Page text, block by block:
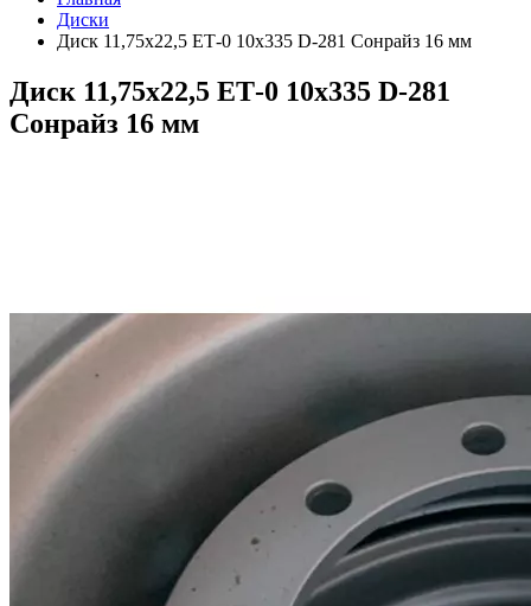
Диски
Диск 11,75х22,5 ЕТ-0 10х335 D-281 Сонрайз 16 мм
Диск 11,75х22,5 ЕТ-0 10х335 D-281
Сонрайз 16 мм